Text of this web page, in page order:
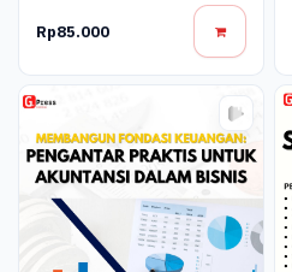
Pengendalian Keuangan
Rp85.000